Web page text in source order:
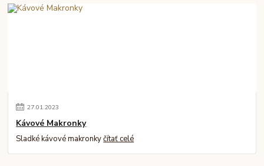
27.01.2023
Kávové Makronky
Sladké kávové makronkyčítať celé